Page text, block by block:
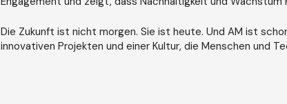
Die Zukunft ist nicht morgen. Sie ist heute. Und AM ist
innovativen Projekten und einer Kultur, die Menschen und